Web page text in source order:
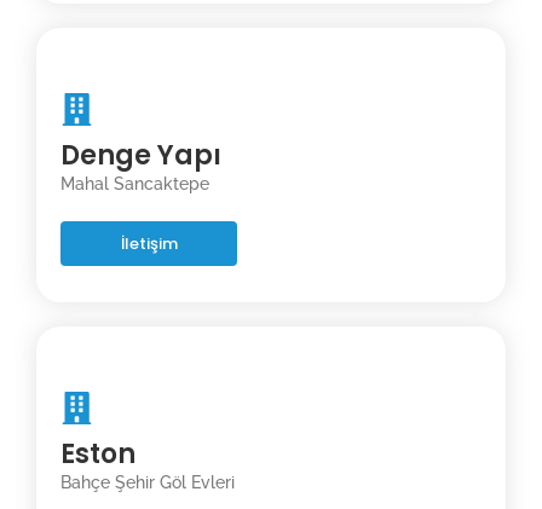
Denge Yapı
Mahal Sancaktepe
İletişim
Eston
Bahçe Şehir Göl Evleri